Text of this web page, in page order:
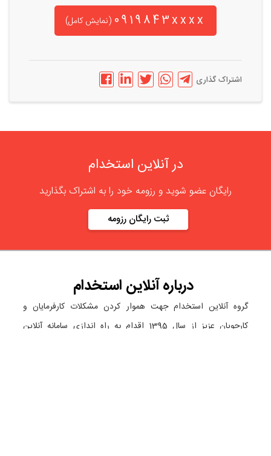
0919843xxxx (نمایش کامل)
اشتراک گذاری
در آنلاین استخدام
رایگان عضو شوید و رزومه خود را به اشتراک بگذارید
ثبت رایگان رزومه
دربارهآنلاین استخدام
گروه آنلاین استخدام جهت هموار کردن مشکلات کارفرمایان و
کارجویان عزیز از سال 1395 اقدام به راه اندازی سامانه آنلاین